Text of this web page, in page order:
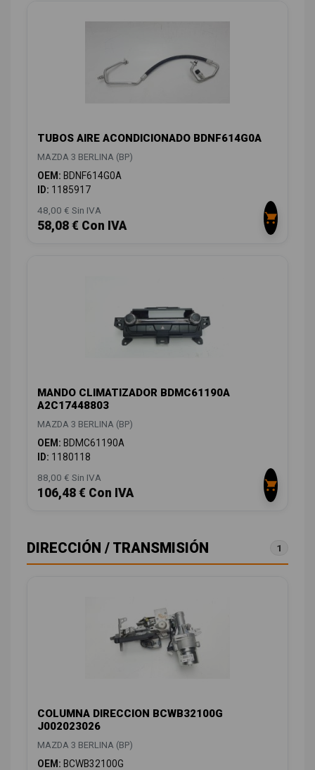
TUBOS AIRE ACONDICIONADO BDNF614G0A
MAZDA 3 BERLINA (BP)
OEM: BDNF614G0A
ID: 1185917
48,00 € Sin IVA
58,08 € Con IVA
MANDO CLIMATIZADOR BDMC61190A
A2C17448803
MAZDA 3 BERLINA (BP)
OEM: BDMC61190A
ID: 1180118
88,00 € Sin IVA
106,48 € Con IVA
DIRECCIÓN / TRANSMISIÓN 1
COLUMNA DIRECCION BCWB32100G
J002023026
MAZDA 3 BERLINA (BP)
OEM: BCWB32100G